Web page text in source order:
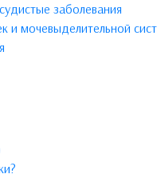
заболевания
и мочевыделительной